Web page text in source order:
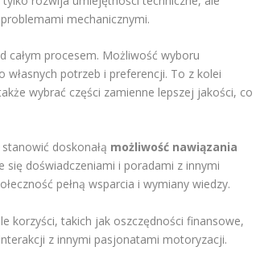
mechanicznymi.
całym procesem. Możliwość wyboru
potrzeb i preferencji. To z kolei
wybrać części zamienne lepszej jakości, co
doskonałą możliwość nawiązania
doświadczeniami i poradami z innymi
pełną wsparcia i wymiany wiedzy.
korzyści, takich jak oszczędności finansowe,
z innymi pasjonatami motoryzacji.